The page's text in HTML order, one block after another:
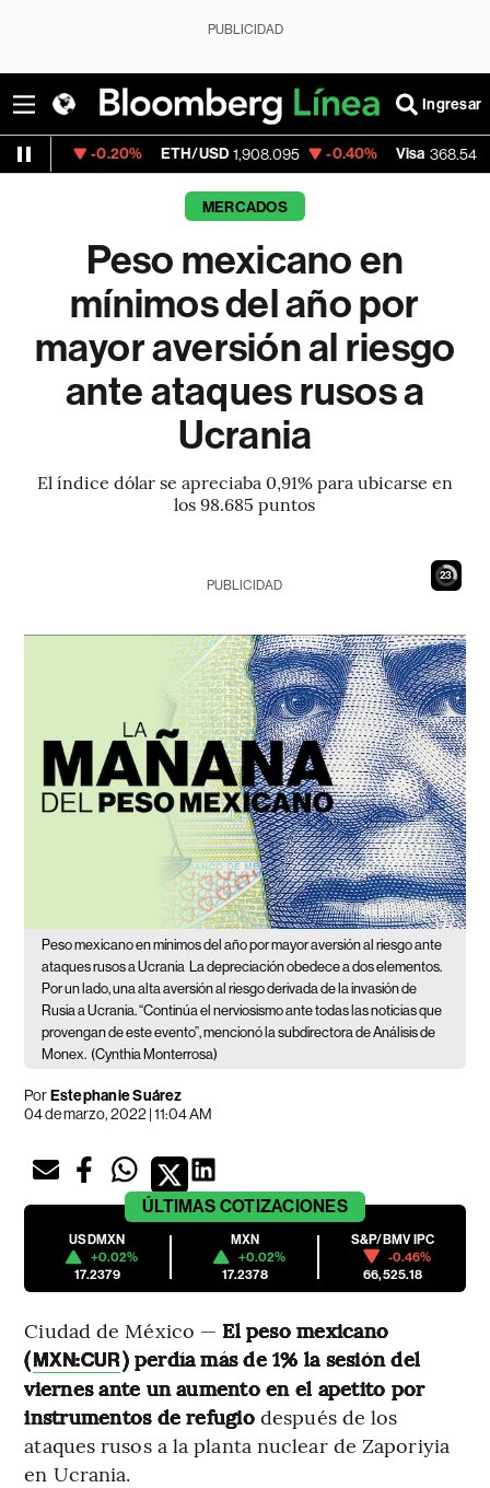
PUBLICIDAD
Ingresar
ETH/USD 1,908.095 -0.40% Visa 368.54 -0.28%
MERCADOS
Peso mexicano en
mínimos del año por
mayor aversión al riesgo
ante ataques rusos a
Ucrania
El índice dólar se apreciaba 0,91% para ubicarse en
los 98.685 puntos
21
PUBLICIDAD
Peso mexicano en mínimos del año por mayor aversión al riesgo ante
ataques rusos a Ucrania
La depreciación obedece a dos elementos.
Por un lado, una alta aversión al riesgo derivada de la invasión de
Rusia a Ucrania. “Continúa el nerviosismo ante todas las noticias que
provengan de este evento”, mencionó la subdirectora de Análisis de
Monex. (Cynthia Monterrosa)
PorEstephanie Suárez
04 de marzo, 2022 | 11:04 AM
ÚLTIMAS COTIZACIONES
USDMXN
+0.02%
17.2379
MXN
+0.02%
17.2378
S&P/BMV IPC
-0.46%
66,525.18
Ciudad de México — El peso mexicano
(MXN:CUR) perdía más de 1% la sesión del
viernes ante un aumento en el apetito por
instrumentos de refugiodespués de los
ataques rusos a la planta nuclear de Zaporiyia
en Ucrania.